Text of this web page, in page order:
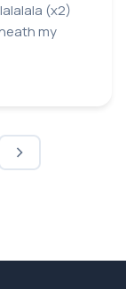
(x2)
my